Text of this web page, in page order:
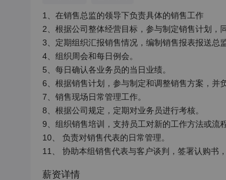
1、在销售总监的领导下负责具体的销售工作
2、根据公司整体经营目标，参与制定销售计划，
3、定期组织汇报销售情况，编制销售报表报送总监
4、组织周会和每日例会。
5、每日确认各业务员的当日业绩。
6、根据销售计划，参与制定和调整销售方案，并
7、销售现场日常管理工作。
8、根据公司规定，定期对业务员进行考核。
9、组织销售培训，支持员工对新的工作方法或流
10、 负责对销售代表的日常管理。
薪资详情